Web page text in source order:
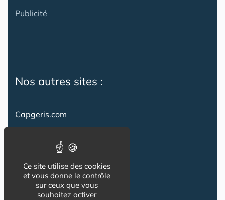
Publicité
Nos autres sites :
Capgeris.com
Emploi-formation-sante.com
Seniorissimmo.com
Creche-et-naissance.com
Ce site utilise des cookies
et vous donne le contrôle
sur ceux que vous
souhaitez activer